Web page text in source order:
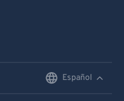
Español